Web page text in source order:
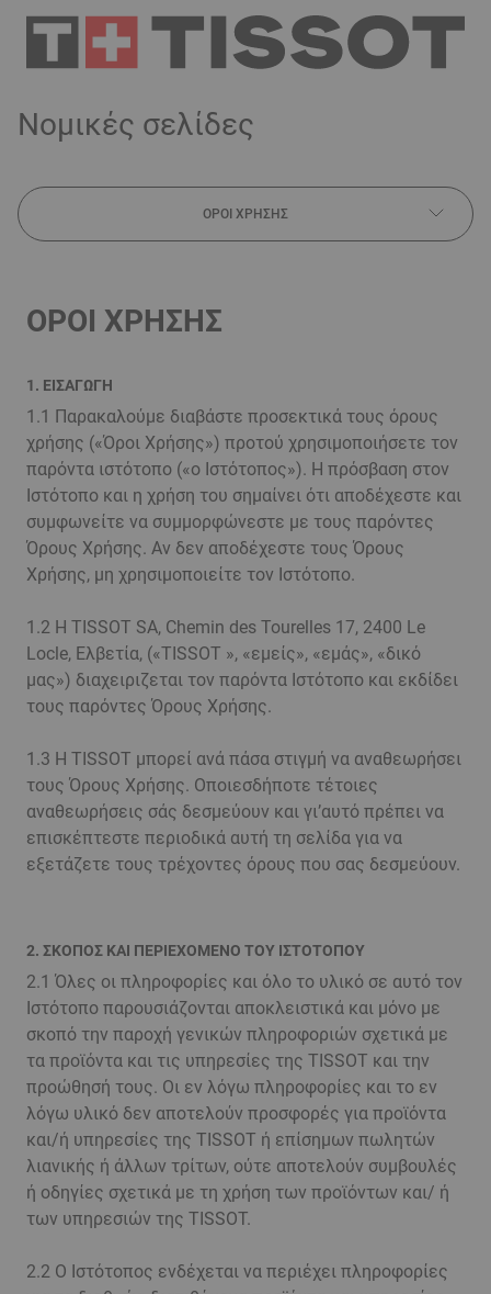
Νομικές σελίδες
ΟΡΟΙ ΧΡΗΣΗΣ
ΟΡΟΙ ΧΡΗΣΗΣ
1. ΕΙΣΑΓΩΓΗ
1.1 Παρακαλούμε διαβάστε προσεκτικά τους όρους
χρήσης («Όροι Χρήσης») προτού χρησιμοποιήσετε τον
παρόντα ιστότοπο («ο Ιστότοπος»). Η πρόσβαση στον
Ιστότοπο και η χρήση του σημαίνει ότι αποδέχεστε και
συμφωνείτε να συμμορφώνεστε με τους παρόντες
Όρους Χρήσης. Αν δεν αποδέχεστε τους Όρους
Χρήσης, μη χρησιμοποιείτε τον Ιστότοπο.
1.2 Η TISSOT SA, Chemin des Tourelles 17, 2400 Le
Locle, Ελβετία, («TISSOT », «εμείς», «εμάς», «δικό
μας») διαχειριζεται τον παρόντα Ιστότοπο και εκδίδει
τους παρόντες Όρους Χρήσης.
1.3 Η TISSOT μπορεί ανά πάσα στιγμή να αναθεωρήσει
τους Όρους Χρήσης. Οποιεσδήποτε τέτοιες
αναθεωρήσεις σάς δεσμεύουν και γι’αυτό πρέπει να
επισκέπτεστε περιοδικά αυτή τη σελίδα για να
εξετάζετε τους τρέχοντες όρους που σας δεσμεύουν.
2. ΣΚΟΠΟΣ ΚΑΙ ΠΕΡΙΕΧΟΜΕΝΟ ΤΟΥ ΙΣΤΟΤΟΠΟΥ
2.1 Όλες οι πληροφορίες και όλο το υλικό σε αυτό τον
Ιστότοπο παρουσιάζονται αποκλειστικά και μόνο με
σκοπό την παροχή γενικών πληροφοριών σχετικά με
τα προϊόντα και τις υπηρεσίες της TISSOT και την
προώθησή τους. Οι εν λόγω πληροφορίες και το εν
λόγω υλικό δεν αποτελούν προσφορές για προϊόντα
και/ή υπηρεσίες της TISSOT ή επίσημων πωλητών
λιανικής ή άλλων τρίτων, ούτε αποτελούν συμβουλές
ή οδηγίες σχετικά με τη χρήση των προϊόντων και/ ή
των υπηρεσιών της TISSOT.
2.2 Ο Ιστότοπος ενδέχεται να περιέχει πληροφορίες